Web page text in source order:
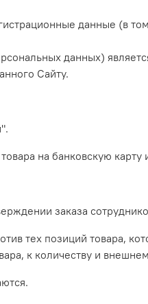
данные (в
данных)
Сайту.
на банковскую
заказа
тех позиций товара,
к количеству и